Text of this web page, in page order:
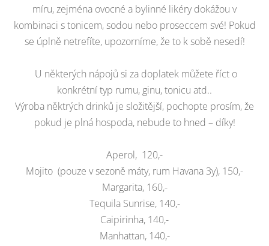
míru, zejména ovocné a bylinné likéry dokážou v
kombinaci s tonicem, sodou nebo proseccem své! Pokud
se úplně netrefíte, upozorníme, že to k sobě nesedí!
U některých nápojů si za doplatek můžete říct o
konkrétní typ rumu, ginu, tonicu atd..
Výroba něktrých drinků je složitější, pochopte prosím, že
pokud je plná hospoda, nebude to hned – díky!
Aperol, 120,-
Mojito (pouze v sezoně máty, rum Havana 3y), 150,-
Margarita, 160,-
Tequila Sunrise, 140,-
Caipirinha, 140,-
Manhattan, 140,-